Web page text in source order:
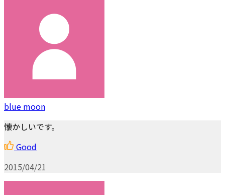
blue moon
懐かしいです。
Good
2015/04/21